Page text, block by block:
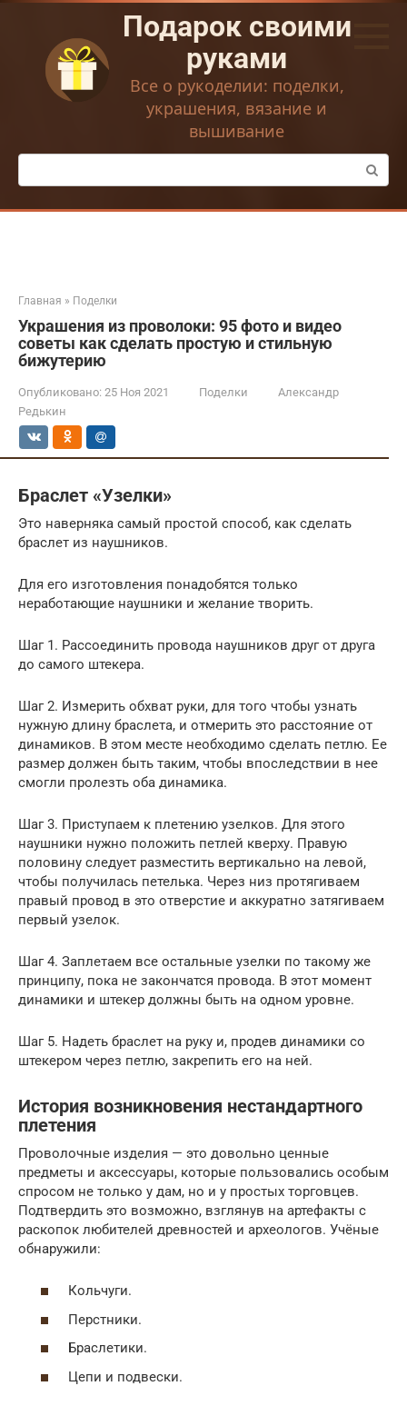
Перейти
контенту
Подарок своими
руками
Все о рукоделии: поделки,
украшения, вязание и
вышивание
Поиск:
Главная » Поделки
Украшения из проволоки: 95 фото и видео
советы как сделать простую и стильную
бижутерию
Опубликовано: 25 Ноя 2021 Поделки
Александр
Редькин
Браслет «Узелки»
Это наверняка самый простой способ, как сделать
браслет из наушников.
Для его изготовления понадобятся только
неработающие наушники и желание творить.
Шаг 1. Рассоединить провода наушников друг от друга
до самого штекера.
Шаг 2. Измерить обхват руки, для того чтобы узнать
нужную длину браслета, и отмерить это расстояние от
динамиков. В этом месте необходимо сделать петлю. Ее
размер должен быть таким, чтобы впоследствии в нее
смогли пролезть оба динамика.
Шаг 3. Приступаем к плетению узелков. Для этого
наушники нужно положить петлей кверху. Правую
половину следует разместить вертикально на левой,
чтобы получилась петелька. Через низ протягиваем
правый провод в это отверстие и аккуратно затягиваем
первый узелок.
Шаг 4. Заплетаем все остальные узелки по такому же
принципу, пока не закончатся провода. В этот момент
динамики и штекер должны быть на одном уровне.
Шаг 5. Надеть браслет на руку и, продев динамики со
штекером через петлю, закрепить его на ней.
История возникновения нестандартного
плетения
Проволочные изделия — это довольно ценные
предметы и аксессуары, которые пользовались особым
спросом не только у дам, но и у простых торговцев.
Подтвердить это возможно, взглянув на артефакты с
раскопок любителей древностей и археологов. Учёные
обнаружили:
Кольчуги.
Перстники.
Браслетики.
Цепи и подвески.